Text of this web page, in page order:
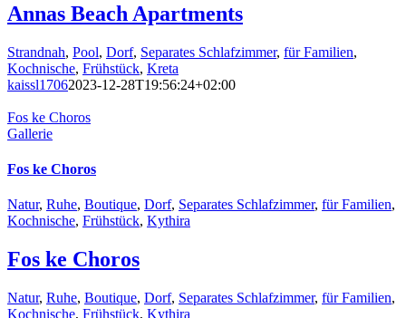
Annas Beach Apartments
Strandnah, Pool, Dorf, Separates Schlafzimmer, für Familien,
Kochnische, Frühstück, Kreta
kaissl17062023-12-28T19:56:24+02:00
Fos ke Choros
Gallerie
Fos ke Choros
Natur, Ruhe, Boutique, Dorf, Separates Schlafzimmer, für Familien,
Kochnische, Frühstück, Kythira
Fos ke Choros
Natur, Ruhe, Boutique, Dorf, Separates Schlafzimmer, für Familien,
Kochnische, Frühstück, Kythira